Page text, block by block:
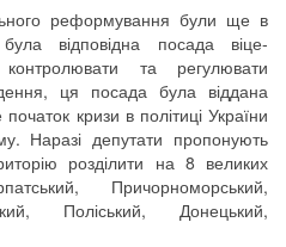
реформування були ще в
відповідна посада віце-
та регулювати
ця посада була віддана
кризи в політиці України
Наразі депутати пропонують
розділити на 8 великих
Причорноморський,
Поліський, Донецький,